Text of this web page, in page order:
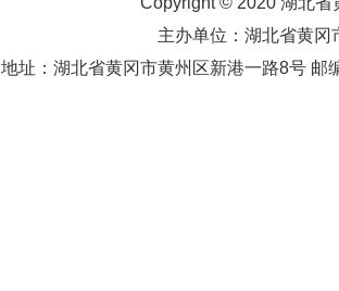
主办单位：湖北省黄
地址：湖北省黄冈市黄州区新港一路8号